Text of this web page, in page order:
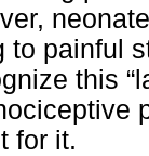
to painful
this
for it.